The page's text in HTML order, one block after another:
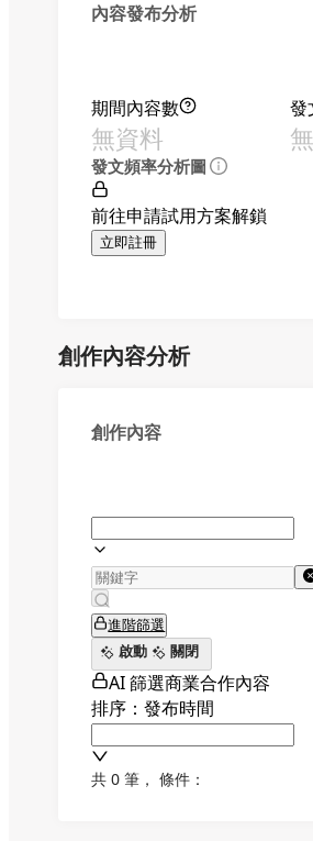
內容發布分析
期間內容數
無資料
發
發文頻率分析圖
前往申請試用方案解鎖
立即註冊
創作內容分析
創作內容
進階篩選
啟動
關閉
AI 篩選商業合作內容
排序：發布時間
共 0 筆 ， 條件：